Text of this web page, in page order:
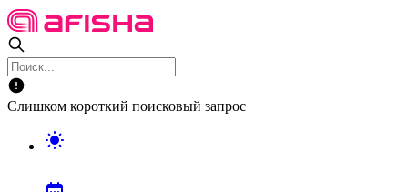
Слишком короткий поисковый запрос